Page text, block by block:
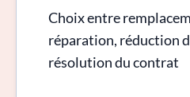
Choix entre
réparation, réduction
résolution du contrat